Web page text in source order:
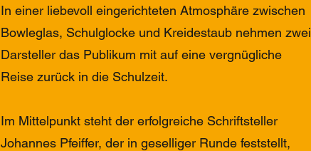
In einer liebevoll eingerichteten Atmosphäre zwischen
Bowleglas, Schulglocke und Kreidestaub nehmen zwei
Darsteller das Publikum mit auf eine vergnügliche
Reise zurück in die Schulzeit.
Im Mittelpunkt steht der erfolgreiche Schriftsteller
Johannes Pfeiffer, der in geselliger Runde feststellt,